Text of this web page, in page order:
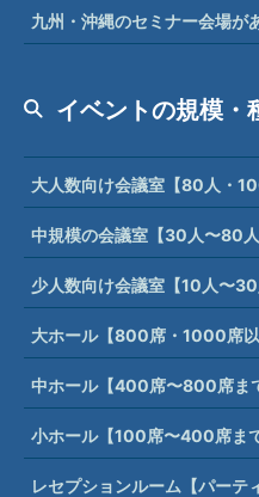
九州・沖縄のセミナー会場が
イベントの規模・
大人数向け会議室【80人・
中規模の会議室【30人〜80人
少人数向け会議室【10人〜30
大ホール【800席・1000席以
中ホール【400席〜800席ま
小ホール【100席〜400席ま
レセプションルーム【パーテ